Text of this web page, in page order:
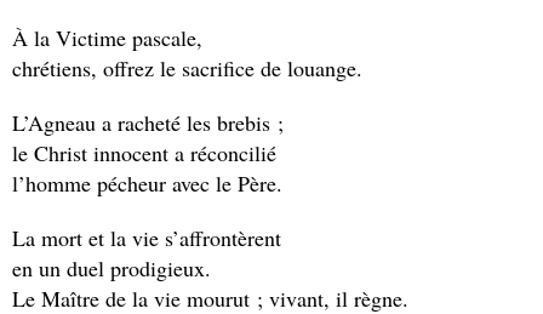
À la Victime pascale,
chrétiens, offrez le sacrifice de louange.
L’Agneau a racheté les brebis ;
le Christ innocent a réconcilié
l’homme pécheur avec le Père.
La mort et la vie s’affrontèrent
en un duel prodigieux.
Le Maître de la vie mourut ; vivant, il règne.